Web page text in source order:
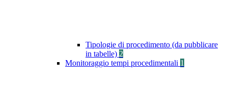
Tipologie di procedimento (da pubblicare
in tabelle) 2
Monitoraggio tempi procedimentali 1